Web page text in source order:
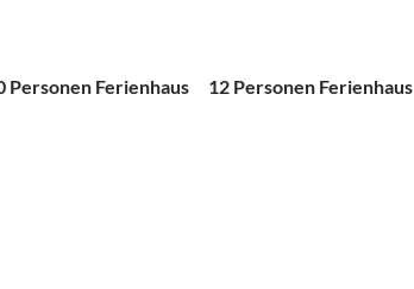
Personen Ferienhaus 12 Personen Ferienhaus